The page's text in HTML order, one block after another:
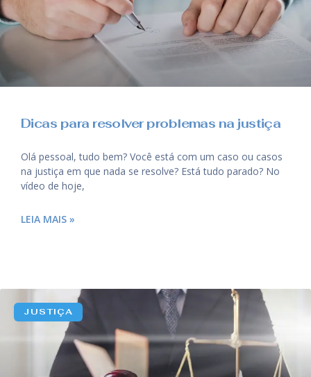
Dicas para resolver problemas na justiça
Olá pessoal, tudo bem? Você está com um caso ou casos
na justiça em que nada se resolve? Está tudo parado? No
vídeo de hoje,
LEIA MAIS »
JUSTIÇA